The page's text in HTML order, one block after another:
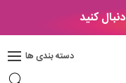
کنید
دسته بندی ها